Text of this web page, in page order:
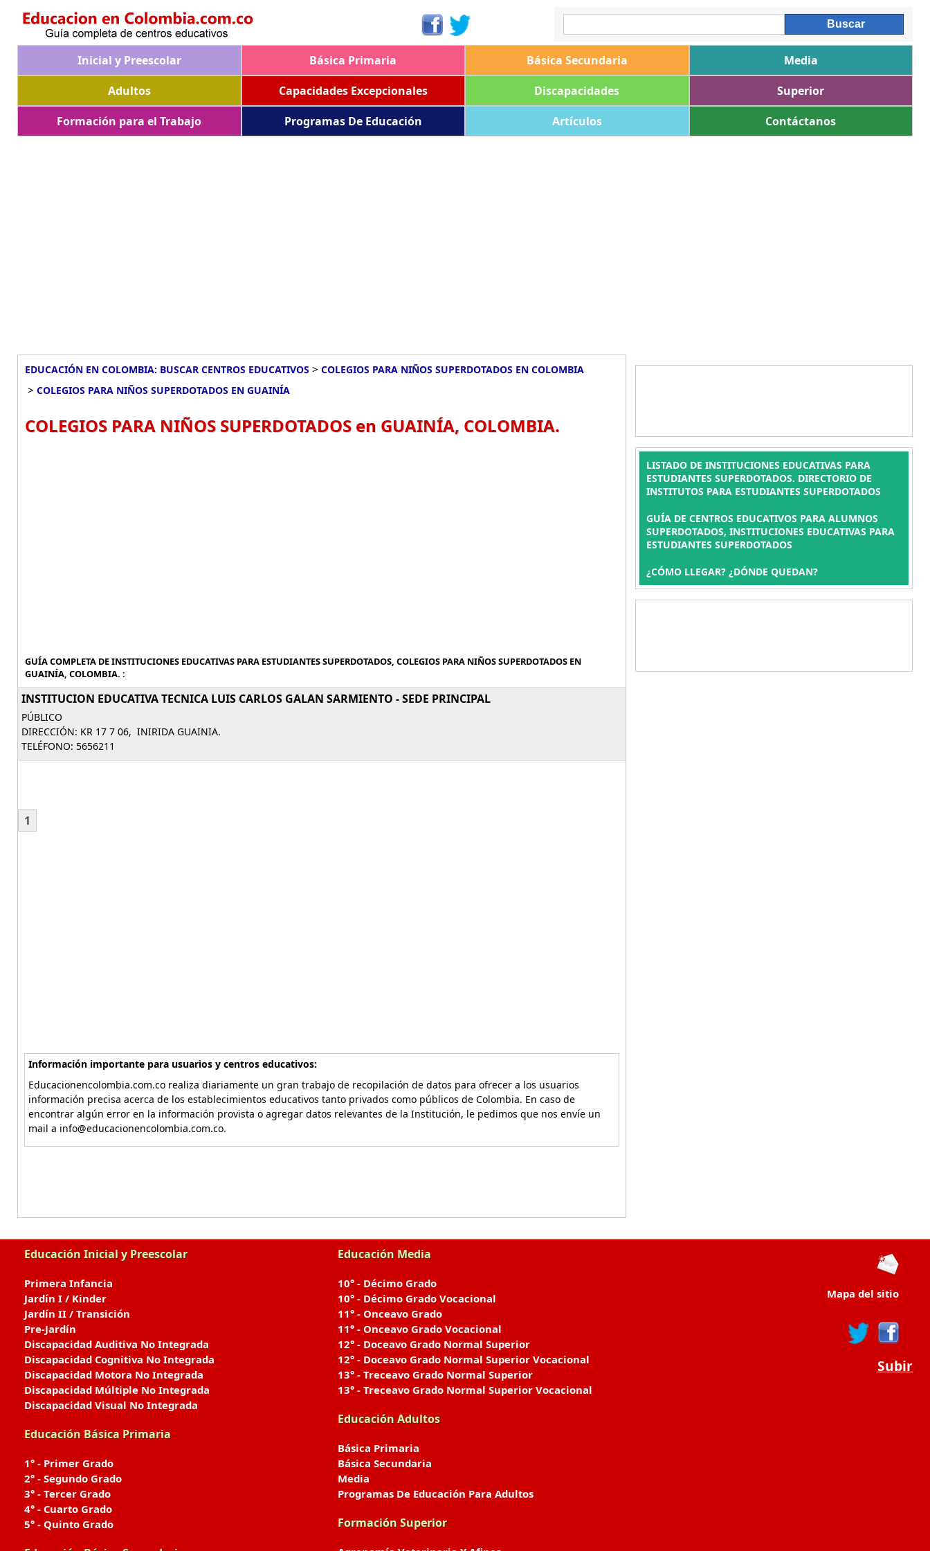
Inicial y Preescolar Básica Primaria Básica Secundaria
Media
Adultos
Capacidades Excepcionales Discapacidades
Superior
Formación para el Trabajo
Programas De Educación Artículos Contáctanos
EDUCACIÓN EN COLOMBIA: BUSCAR CENTROS EDUCATIVOS > COLEGIOS PARA NIÑOS SUPERDOTADOS EN COLOMBIA
> COLEGIOS PARA NIÑOS SUPERDOTADOS EN GUAINÍA
COLEGIOS PARA NIÑOS SUPERDOTADOS en GUAINÍA, COLOMBIA.
GUÍA COMPLETA DE INSTITUCIONES EDUCATIVAS PARA ESTUDIANTES SUPERDOTADOS, COLEGIOS PARA NIÑOS SUPERDOTADOS EN
GUAINÍA, COLOMBIA. :
INSTITUCION EDUCATIVA TECNICA LUIS CARLOS GALAN SARMIENTO - SEDE PRINCIPAL
PÚBLICO
DIRECCIÓN: KR 17 7 06, INIRIDA GUAINIA.
TELÉFONO: 5656211
1
Información importante para usuarios y centros educativos:
Educacionencolombia.com.co realiza diariamente un gran trabajo de recopilación de datos para ofrecer a los usuarios
información precisa acerca de los establecimientos educativos tanto privados como públicos de Colombia. En caso de
encontrar algún error en la información provista o agregar datos relevantes de la Institución, le pedimos que nos envíe un
mail a info@educacionencolombia.com.co.
LISTADO DE INSTITUCIONES EDUCATIVAS PARA
ESTUDIANTES SUPERDOTADOS. DIRECTORIO DE
INSTITUTOS PARA ESTUDIANTES SUPERDOTADOS
GUÍA DE CENTROS EDUCATIVOS PARA ALUMNOS
SUPERDOTADOS, INSTITUCIONES EDUCATIVAS PARA
ESTUDIANTES SUPERDOTADOS
¿CÓMO LLEGAR? ¿DÓNDE QUEDAN?
Educación Inicial y Preescolar
Primera Infancia
Jardín I / Kinder
Jardín II / Transición
Pre-Jardín
Discapacidad Auditiva No Integrada
Discapacidad Cognitiva No Integrada
Discapacidad Motora No Integrada
Discapacidad Múltiple No Integrada
Discapacidad Visual No Integrada
Educación Básica Primaria
1° - Primer Grado
2° - Segundo Grado
3° - Tercer Grado
4° - Cuarto Grado
5° - Quinto Grado
Educación Media
10° - Décimo Grado
10° - Décimo Grado Vocacional
11° - Onceavo Grado
11° - Onceavo Grado Vocacional
12° - Doceavo Grado Normal Superior
12° - Doceavo Grado Normal Superior Vocacional
13° - Treceavo Grado Normal Superior
13° - Treceavo Grado Normal Superior Vocacional
Educación Adultos
Básica Primaria
Básica Secundaria
Media
Programas De Educación Para Adultos
Formación Superior
Mapa del sitio
Subir